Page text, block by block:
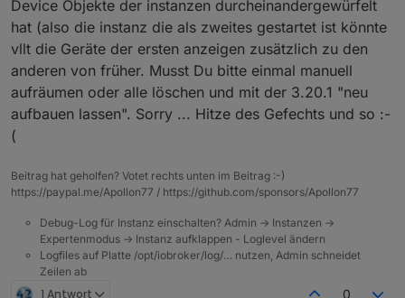
Device Objekte der instanzen durcheinandergewürfelt
hat (also die instanz die als zweites gestartet ist könnte
vllt die Geräte der ersten anzeigen zusätzlich zu den
anderen von früher. Musst Du bitte einmal manuell
aufräumen oder alle löschen und mit der 3.20.1 "neu
aufbauen lassen". Sorry ... Hitze des Gefechts und so :-
(
Beitrag hat geholfen? Votet rechts unten im Beitrag :-)
https://paypal.me/Apollon77 / https://github.com/sponsors/Apollon77
Debug-Log für Instanz einschalten? Admin -> Instanzen ->
Expertenmodus -> Instanz aufklappen - Loglevel ändern
Logfiles auf Platte /opt/iobroker/log/… nutzen, Admin schneidet
Zeilen ab
1 Antwort 0